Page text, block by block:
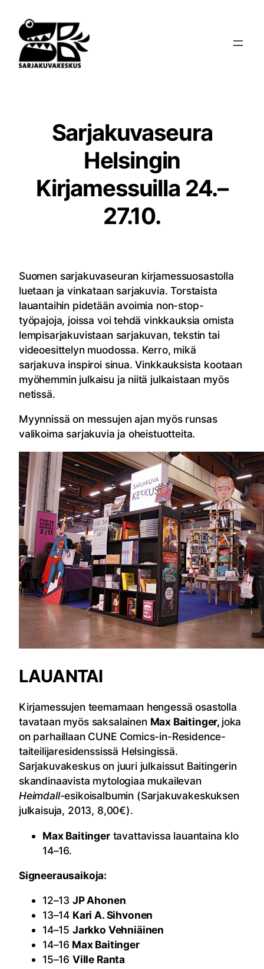
sisältöön
Sarjakuvaseura
Helsingin
Kirjamessuilla 24.–
27.10.
Suomen sarjakuvaseuran kirjamessuosastolla
luetaan ja vinkataan sarjakuvia. Torstaista
lauantaihin pidetään avoimia non-stop-
työpajoja, joissa voi tehdä vinkkauksia omista
lempisarjakuvistaan sarjakuvan, tekstin tai
videoesittelyn muodossa. Kerro, mikä
sarjakuva inspiroi sinua. Vinkkauksista kootaan
myöhemmin julkaisu ja niitä julkaistaan myös
netissä.
Myynnissä on messujen ajan myös runsas
valikoima sarjakuvia ja oheistuotteita.
LAUANTAI
Kirjamessujen teemamaan hengessä osastolla
tavataan myös saksalainen Max Baitinger, joka
on parhaillaan CUNE Comics-in-Residence-
taiteilijaresidenssissä Helsingissä.
Sarjakuvakeskus on juuri julkaissut Baitingerin
skandinaavista mytologiaa mukailevan
Heimdall-esikoisalbumin (Sarjakuvakeskuksen
julkaisuja, 2013, 8,00€).
Max Baitingertavattavissa lauantaina klo
14–16.
Signeerausaikoja:
12–13 JP Ahonen
13–14 Kari A. Sihvonen
14–15 Jarkko Vehniäinen
14–16 Max Baitinger
15–16 Ville Ranta